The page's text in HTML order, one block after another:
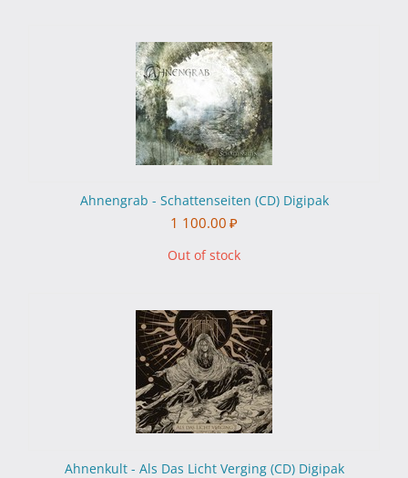
Ahnengrab - Schattenseiten (CD) Digipak
1 100.00 ₽
Out of stock
Ahnenkult - Als Das Licht Verging (CD) Digipak